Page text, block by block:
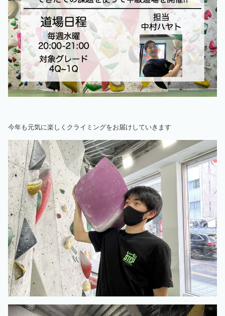
今年も元気に楽しくクライミングをお届けしていきます